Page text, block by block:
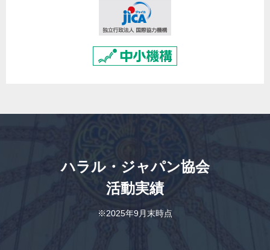
ハラル・ジャパン協会
活動実績
※2025年9月末時点